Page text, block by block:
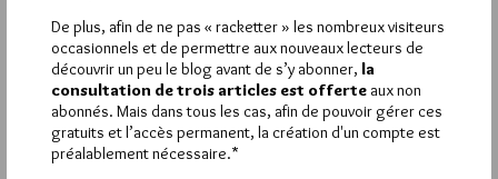
BLONDIAU
28 OCTOBRE 2018 À 13H23 / RÉPONDRE
Qu’il repose en paix….
De plus, afin de ne pas « racketter » les nombreux visiteurs
occasionnels et de permettre aux nouveaux lecteurs de
découvrir un peu le blog avant de s’y abonner, la
consultation de trois articles est offerte aux non
abonnés. Mais dans tous les cas, afin de pouvoir gérer ces
gratuits et l’accès permanent, la création d'un compte est
préalablement nécessaire.*